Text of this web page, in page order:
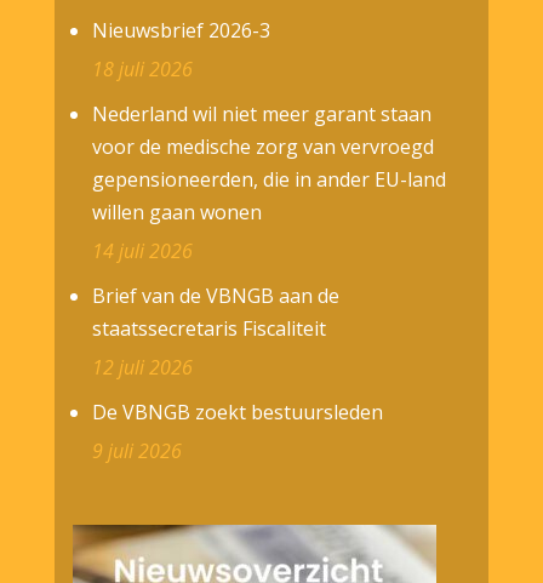
Nieuwsbrief 2026-3
18 juli 2026
Nederland wil niet meer garant staan
voor de medische zorg van vervroegd
gepensioneerden, die in ander EU-land
willen gaan wonen
14 juli 2026
Brief van de VBNGB aan de
staatssecretaris Fiscaliteit
12 juli 2026
De VBNGB zoekt bestuursleden
9 juli 2026